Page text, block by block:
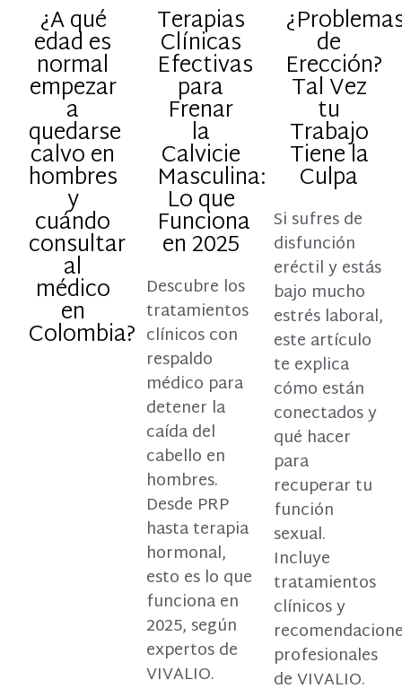
¿A qué
edad es
normal
empezar
a
quedarse
calvo en
hombres
y
cuándo
consultar
al
médico
en
Colombia?
Terapias
Clínicas
Efectivas
para
Frenar
la
Calvicie
Masculina:
Lo que
Funciona
en 2025
Descubre los
tratamientos
clínicos con
respaldo
médico para
detener la
caída del
cabello en
hombres.
Desde PRP
hasta terapia
hormonal,
esto es lo que
funciona en
2025, según
expertos de
VIVALIO.
de
Erección?
Tal Vez
tu
Trabajo
Tiene la
Culpa
Si sufres de
disfunción
eréctil y estás
bajo mucho
estrés laboral,
este artículo
te explica
cómo están
conectados y
qué hacer
para
recuperar tu
función
sexual.
Incluye
tratamientos
clínicos y
profesionales
de VIVALIO.